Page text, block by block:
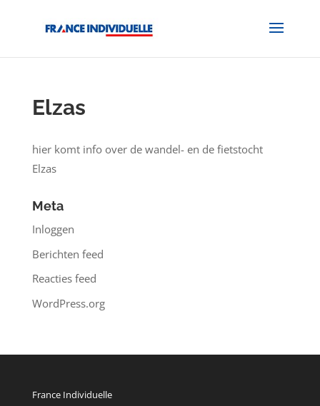
Elzas
hier komt info over de wandel- en de fietstocht
Elzas
Meta
Inloggen
Berichten feed
Reacties feed
WordPress.org
France Individuelle